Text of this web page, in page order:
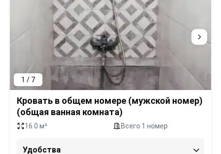
1 / 7
Кровать в общем номере (мужской номер)
(общая ванная комната)
16.0 м² Всего 1 номер
Удобства